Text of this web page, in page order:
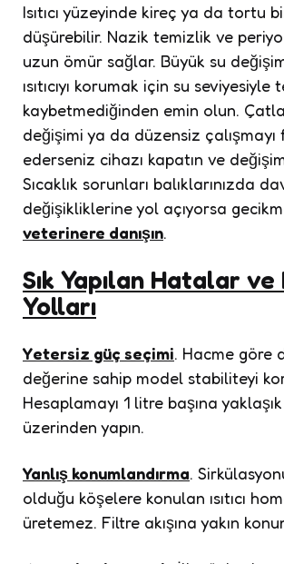
Isıtıcı yüzeyinde kireç ya da tortu
düşürebilir. Nazik temizlik ve
uzun ömür sağlar. Büyük su
ısıtıcıyı korumak için su seviyesiyle
kaybetmediğinden emin olun.
değişimi ya da düzensiz çalışmayı
ederseniz cihazı kapatın ve
Sıcaklık sorunları balıklarınızda
değişikliklerine yol açıyorsa
veterinere danışın.
Sık Yapılan Hatalar ve
Yolları
Yetersiz güç seçimi. Hacme göre
değerine sahip model stabiliteyi
Hesaplamayı 1 litre başına
üzerinden yapın.
Yanlış konumlandırma.
olduğu köşelere konulan ısıtıcı
üretemez. Filtre akışına yakın